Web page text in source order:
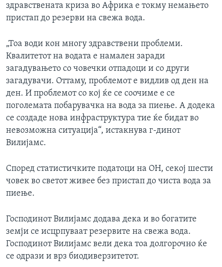
здравствената криза во Африка е токму немањето
пристап до резерви на свежа вода.
„Тоа води кон многу здравствени проблеми.
Квалитетот на водата е намален заради
загадувањето со човечки отпадоци и со други
загадувачи. Оттаму, проблемот е видлив од ден на
ден. И проблемот со кој ќе се соочиме е се
поголемата побарувачка на вода за пиење. А додека
се создаде нова инфраструктура тие ќе бидат во
невозможна ситуација“, истакнува г-динот
Вилијамс.
Според статистичките податоци на ОН, секој шести
човек во светот живее без пристап до чиста вода за
пиење.
Господинот Вилијамс додава дека и во богатите
земји се исцрпуваат резервите на свежа вода.
Господинот Вилијамс вели дека тоа долгорочно ќе
се одрази и врз биодиверзитетот.